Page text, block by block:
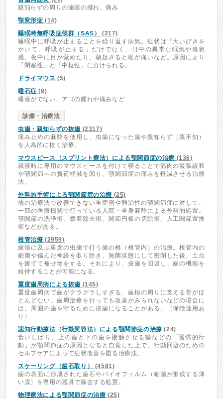
親知らずの周りの歯茎の腫れ、痛み
顎変形症 (14)
睡眠時無呼吸症候群（SAS）
(217)
睡眠中に呼吸が止まることを繰り返す病気。症状は「大いびきを
かいて、呼吸が止まる」だけでなく、日中の異常な眠気や倦怠
感、夜中に目が覚めたり、朝起きると喉が痛いなど。原因により
「閉塞性」と「中枢性」に分けられる。
ドライマウス (5)
唾石症 (9)
唾液がでない、アゴの腫れや痛みなど
診療・治療法
虫歯・親知らずの抜歯 (2317)
痛み止めの麻酔を使用し、虫歯になった歯や親知らず（親不知）
を人為的に抜く治療。
マウスピース（スプリント療法）による顎関節症の治療 (136)
就寝時に専用のマウスピースを付けて寝ることで筋肉の緊張緩和
や顎関節への負荷軽減を図り、顎関節症の痛みを軽減させる治療
法。
外科的手術による顎関節症の治療 (25)
他の治療法で改善できない重症例や難治性の顎関節症に対して、
一部の医療機関で行っている入院・全身麻酔による外科的処置。
顎関節の洗浄術、癒着除去術、関節円板の切除術、人工関節置換
術などがある。
根管治療 (2959)
歯髄に及ぶ重度の虫歯で行う歯の根（根管内）の治療。根管内の
細菌や傷んだ神経を取り除き、無菌状態にして密閉した後、土台
を建てて被せ物をする。それにより、抜歯を回避し、歯の機能を
維持することが可能になる。
重度歯周病による抜歯 (145)
重度歯周病で歯がグラグラしすぎる、歯根の周りに支える骨がほ
とんどない、歯周治療を行っても改善がみられないなどの場合に
は、周囲の歯を守るために抜歯になることがある。（保険適用あ
り）
認知行動療法（行動変容法）による顎関節症の治療 (24)
食いしばり、上の歯と下の歯を接触させる癖などの「習慣的行
動」が顎関節症の原因となると自覚した上で、行動回避のための
セルフケアによって症状改善を図る治療法。
スケーリング（歯石取り）
(4581)
歯の表面に形成された歯石やバイオフィルム（細菌が形成する薄
い膜）を専用の器具で除去する処置。
物理療法による顎関節症の治療 (25)